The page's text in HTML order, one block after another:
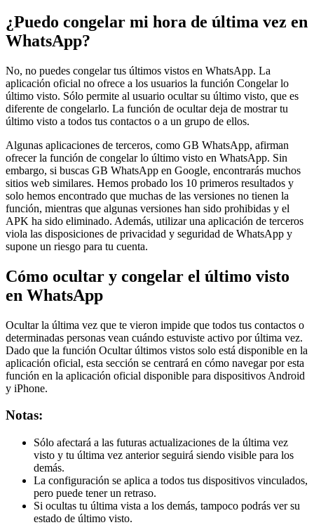
¿Puedo congelar mi hora de última vez en
WhatsApp?
No, no puedes congelar tus últimos vistos en WhatsApp. La
aplicación oficial no ofrece a los usuarios la función Congelar lo
último visto. Sólo permite al usuario ocultar su último visto, que es
diferente de congelarlo. La función de ocultar deja de mostrar tu
último visto a todos tus contactos o a un grupo de ellos.
Algunas aplicaciones de terceros, como GB WhatsApp, afirman
ofrecer la función de congelar lo último visto en WhatsApp. Sin
embargo, si buscas GB WhatsApp en Google, encontrarás muchos
sitios web similares. Hemos probado los 10 primeros resultados y
solo hemos encontrado que muchas de las versiones no tienen la
función, mientras que algunas versiones han sido prohibidas y el
APK ha sido eliminado. Además, utilizar una aplicación de terceros
viola las disposiciones de privacidad y seguridad de WhatsApp y
supone un riesgo para tu cuenta.
Cómo ocultar y congelar el último visto
en WhatsApp
Ocultar la última vez que te vieron impide que todos tus contactos o
determinadas personas vean cuándo estuviste activo por última vez.
Dado que la función Ocultar últimos vistos solo está disponible en la
aplicación oficial, esta sección se centrará en cómo navegar por esta
función en la aplicación oficial disponible para dispositivos Android
y iPhone.
Notas:
Sólo afectará a las futuras actualizaciones de la última vez
visto y tu última vez anterior seguirá siendo visible para los
demás.
La configuración se aplica a todos tus dispositivos vinculados,
pero puede tener un retraso.
Si ocultas tu última vista a los demás, tampoco podrás ver su
estado de último visto.